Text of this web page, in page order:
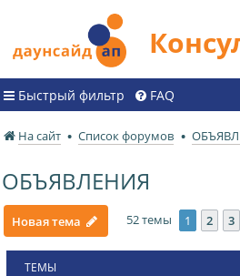
Быстрый фильтр FAQ
На сайт Список форумов
ОБЪЯВЛЕНИЯ
Новая тема 52 темы 1 2 3
ТЕМЫ